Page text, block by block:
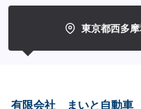
東京都西多
有限会社 まいと自動車